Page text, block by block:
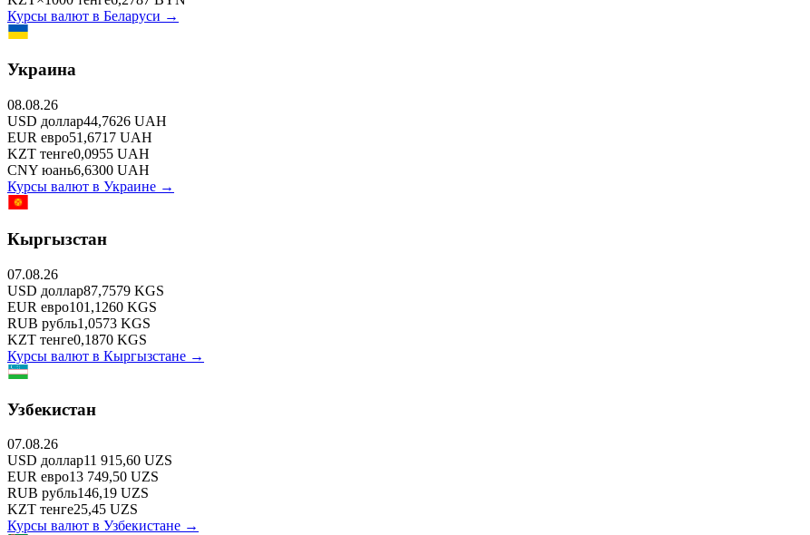
Курсы валют в Беларуси →
Украина
08.08.26
USD доллар44,7626 UAH
EUR евро51,6717 UAH
KZT тенге0,0955 UAH
CNY юань6,6300 UAH
Курсы валют в Украине →
Кыргызстан
07.08.26
USD доллар87,7579 KGS
EUR евро101,1260 KGS
RUB рубль1,0573 KGS
KZT тенге0,1870 KGS
Курсы валют в Кыргызстане →
Узбекистан
07.08.26
USD доллар11 915,60 UZS
EUR евро13 749,50 UZS
RUB рубль146,19 UZS
KZT тенге25,45 UZS
Курсы валют в Узбекистане →